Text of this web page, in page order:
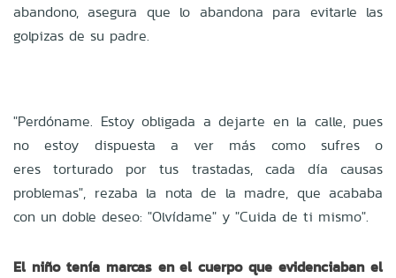
abandono, asegura que lo abandona para evitarle las
golpizas de su padre.
"Perdóname. Estoy obligada a dejarte en la calle, pues
no estoy dispuesta a ver más como sufres o
eres torturado por tus trastadas, cada día causas
problemas", rezaba la nota de la madre, que acababa
con un doble deseo: "Olvídame" y "Cuida de ti mismo".
El niño tenía marcas en el cuerpo que evidenciaban el